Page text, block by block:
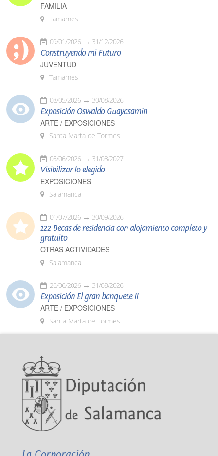
FAMILIA
Tamames
09/01/2026 31/12/2026
Construyendo mi Futuro
JUVENTUD
Tamames
08/05/2026 30/08/2026
Exposición Oswaldo Guayasamín
ARTE / EXPOSICIONES
Santa Marta de Tormes
05/06/2026 31/03/2027
Visibilizar lo elegido
EXPOSICIONES
Salamanca
01/07/2026 30/09/2026
122 Becas de residencia con alojamiento completo y
gratuito
OTRAS ACTIVIDADES
Salamanca
26/06/2026 31/08/2026
Exposición El gran banquete II
ARTE / EXPOSICIONES
Santa Marta de Tormes